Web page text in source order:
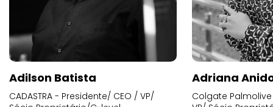
Adilson Batista
CADASTRA - Presidente/ CEO / VP/
Adriana
Colgate